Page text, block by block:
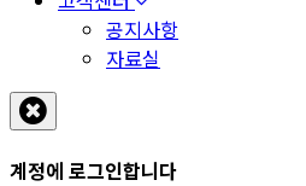
공지사항
자료실
계정에 로그인합니다